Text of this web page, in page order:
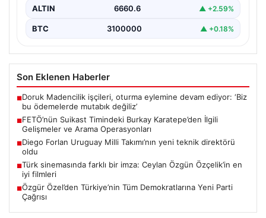
ALTIN 6660.6 ▲ +2.59%
BTC 3100000 ▲ +0.18%
Son Eklenen Haberler
■Doruk Madencilik işçileri, oturma eylemine devam ediyor: ‘Biz
bu ödemelerde mutabık değiliz’
■FETÖ’nün Suikast Timindeki Burkay Karatepe’den İlgili
Gelişmeler ve Arama Operasyonları
■Diego Forlan Uruguay Milli Takımı’nın yeni teknik direktörü
oldu
■Türk sinemasında farklı bir imza: Ceylan Özgün Özçelik’in en
iyi filmleri
■Özgür Özel’den Türkiye’nin Tüm Demokratlarına Yeni Parti
Çağrısı